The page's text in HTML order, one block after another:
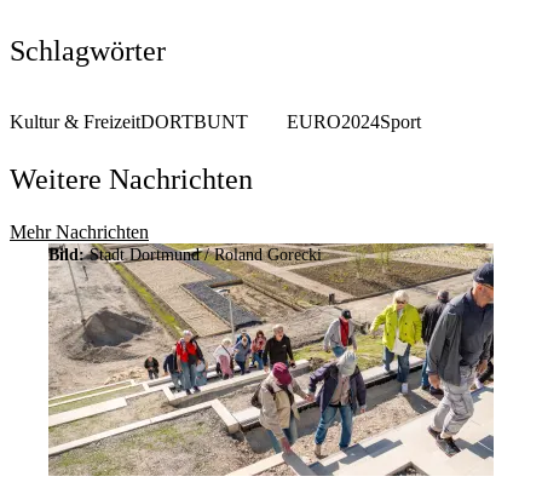
Schlagwörter
Kultur & FreizeitDORTBUNT EURO2024Sport
Weitere Nachrichten
Mehr Nachrichten
Bild:Stadt Dortmund / Roland Gorecki